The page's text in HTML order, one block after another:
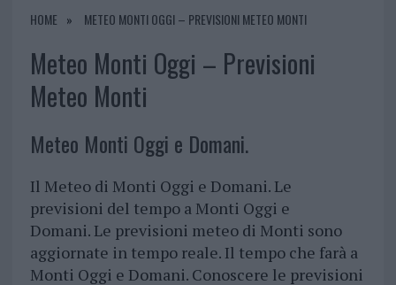
HOME METEO MONTI OGGI – PREVISIONI METEO MONTI
Meteo Monti Oggi – Previsioni
Meteo Monti
Meteo Monti Oggi e Domani.
Il Meteo di Monti Oggi e Domani. Le
previsioni del tempo a Monti Oggi e
Domani.Le previsioni meteo di Monti sono
aggiornate in tempo reale. Il tempo che farà a
Monti Oggi e Domani. Conoscere le previsioni